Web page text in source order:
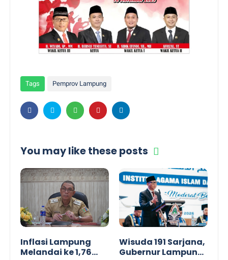
Tags Pemprov Lampung
You may like these posts
Inflasi Lampung
Melandai ke 1,76
Wisuda 191 Sarjana,
Gubernur Lampung